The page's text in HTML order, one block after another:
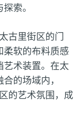
索。
古里街区的门
柔软的布料质感
艺术装置。在太
的场域内，
的艺术氛围，成